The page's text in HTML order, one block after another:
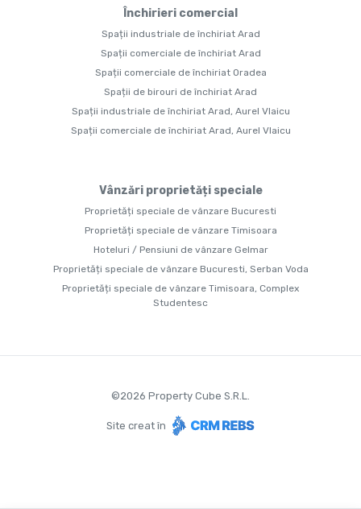
Închirieri comercial
Spații industriale de închiriat Arad
Spații comerciale de închiriat Arad
Spații comerciale de închiriat Oradea
Spații de birouri de închiriat Arad
Spații industriale de închiriat Arad, Aurel Vlaicu
Spații comerciale de închiriat Arad, Aurel Vlaicu
Vânzări proprietăți speciale
Proprietăți speciale de vânzare Bucuresti
Proprietăți speciale de vânzare Timisoara
Hoteluri / Pensiuni de vânzare Gelmar
Proprietăți speciale de vânzare Bucuresti, Serban Voda
Proprietăți speciale de vânzare Timisoara, Complex
Studentesc
©2026 Property Cube S.R.L.
Site creat în